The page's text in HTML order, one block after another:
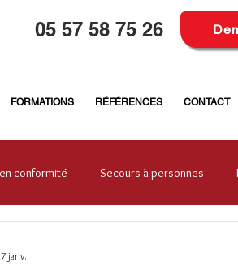
05 57 58 75 26
FORMATIONS RÉFÉRENCES CONTACT
conformité Secours à personnes
janv.